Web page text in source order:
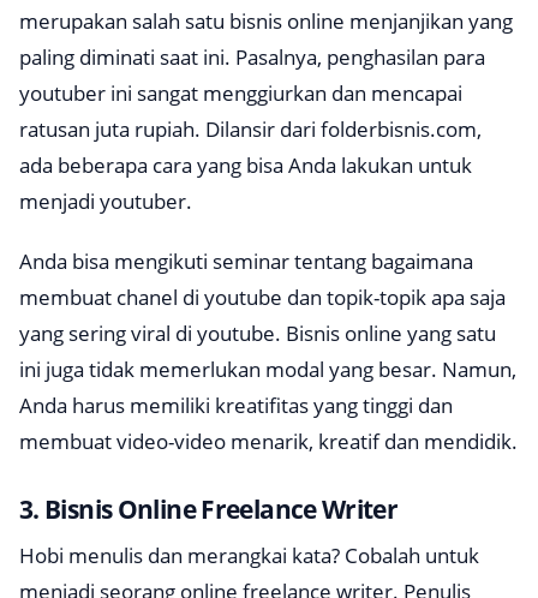
merupakan salah satu bisnis online menjanjikan yang
paling diminati saat ini. Pasalnya, penghasilan para
youtuber ini sangat menggiurkan dan mencapai
ratusan juta rupiah. Dilansir dari folderbisnis.com,
ada beberapa cara yang bisa Anda lakukan untuk
menjadi youtuber.
Anda bisa mengikuti seminar tentang bagaimana
membuat chanel di youtube dan topik-topik apa saja
yang sering viral di youtube. Bisnis online yang satu
ini juga tidak memerlukan modal yang besar. Namun,
Anda harus memiliki kreatifitas yang tinggi dan
membuat video-video menarik, kreatif dan mendidik.
3. Bisnis Online Freelance Writer
Hobi menulis dan merangkai kata? Cobalah untuk
menjadi seorang online freelance writer. Penulis